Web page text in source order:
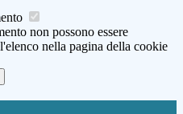
non possono essere
nella pagina della cookie